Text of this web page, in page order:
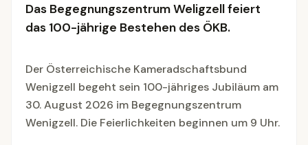
Das Begegnungszentrum Weligzell feiert
das 100-jährige Bestehen des ÖKB.
Der Österreichische Kameradschaftsbund
Wenigzell begeht sein 100-jähriges Jubiläum am
30. August 2026 im Begegnungszentrum
Wenigzell. Die Feierlichkeiten beginnen um 9 Uhr.